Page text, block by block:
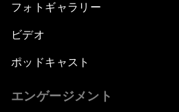
フォトギャラリー
ビデオ
ポッドキャスト
エンゲージメント